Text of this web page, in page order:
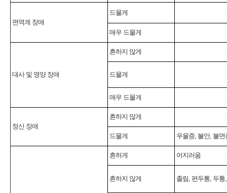
면역계 장애
드물게
매우 드물게
대사 및 영양 장애
흔하지 않게
드물게
매우 드물게
정신 장애
흔하지 않게
드물게 우울증, 불안, 불면
흔하게 어지러움
흔하지 않게 졸림, 편두통, 두통